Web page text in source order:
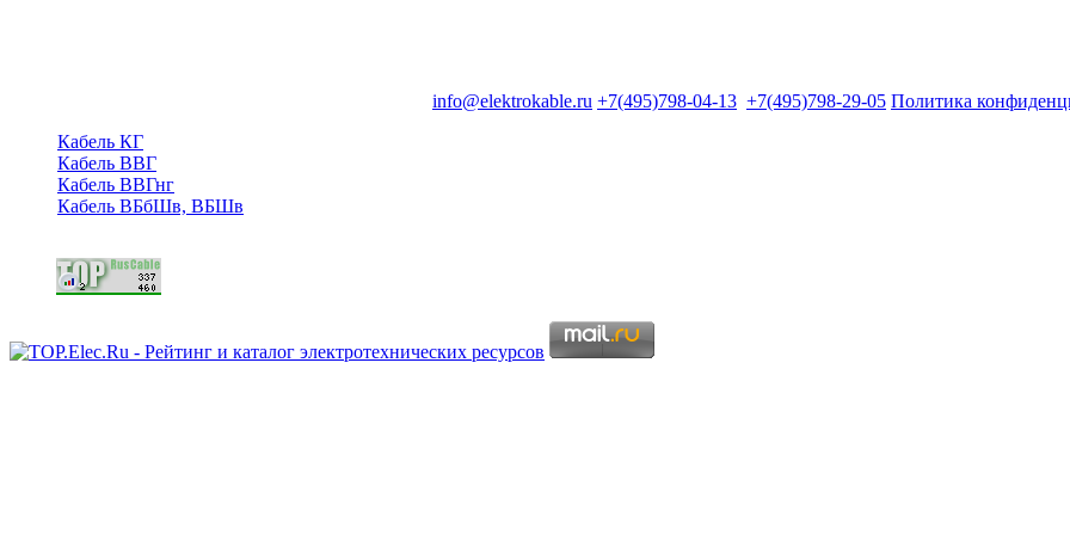
info@elektrokable.ru +7(495)798-04-13 +7(495)798-29-05 Политика
Кабель КГ
Кабель ВВГ
Кабель ВВГнг
Кабель ВБбШв, ВБШв